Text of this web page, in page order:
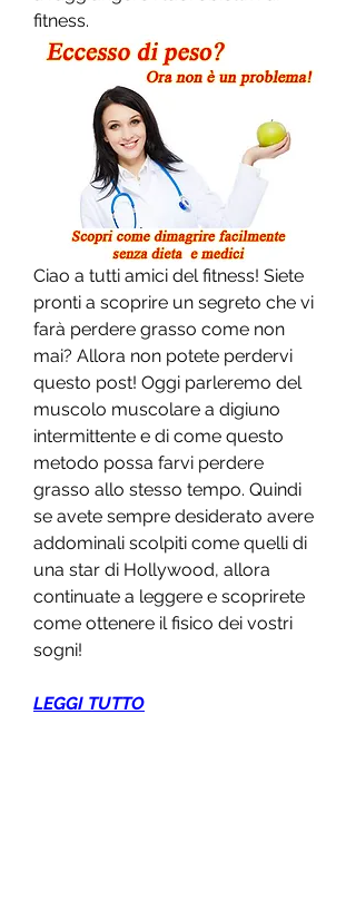
fitness.
Ciao a tutti amici del fitness! Siete
pronti a scoprire un segreto che vi
farà perdere grasso come non
mai? Allora non potete perdervi
questo post! Oggi parleremo del
muscolo muscolare a digiuno
intermittente e di come questo
metodo possa farvi perdere
grasso allo stesso tempo. Quindi
se avete sempre desiderato avere
addominali scolpiti come quelli di
una star di Hollywood, allora
continuate a leggere e scoprirete
come ottenere il fisico dei vostri
sogni!
LEGGI TUTTO